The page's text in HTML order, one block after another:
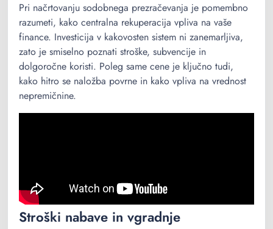
Pri načrtovanju sodobnega prezračevanja je pomembno
razumeti, kako centralna rekuperacija vpliva na vaše
finance. Investicija v kakovosten sistem ni zanemarljiva,
zato je smiselno poznati stroške, subvencije in
dolgoročne koristi. Poleg same cene je ključno tudi,
kako hitro se naložba povrne in kako vpliva na vrednost
nepremičnine.
Stroški nabave in vgradnje